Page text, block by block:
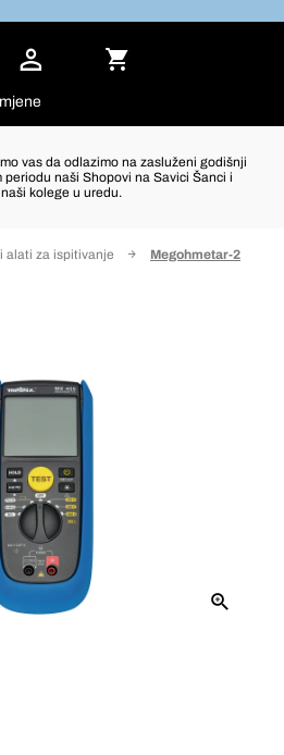
vas da odlazimo na zasluženi godišnji
periodu naši Shopovi na Savici Šanci i
kolege u uredu.
alati za ispitivanje Megohmetar-2